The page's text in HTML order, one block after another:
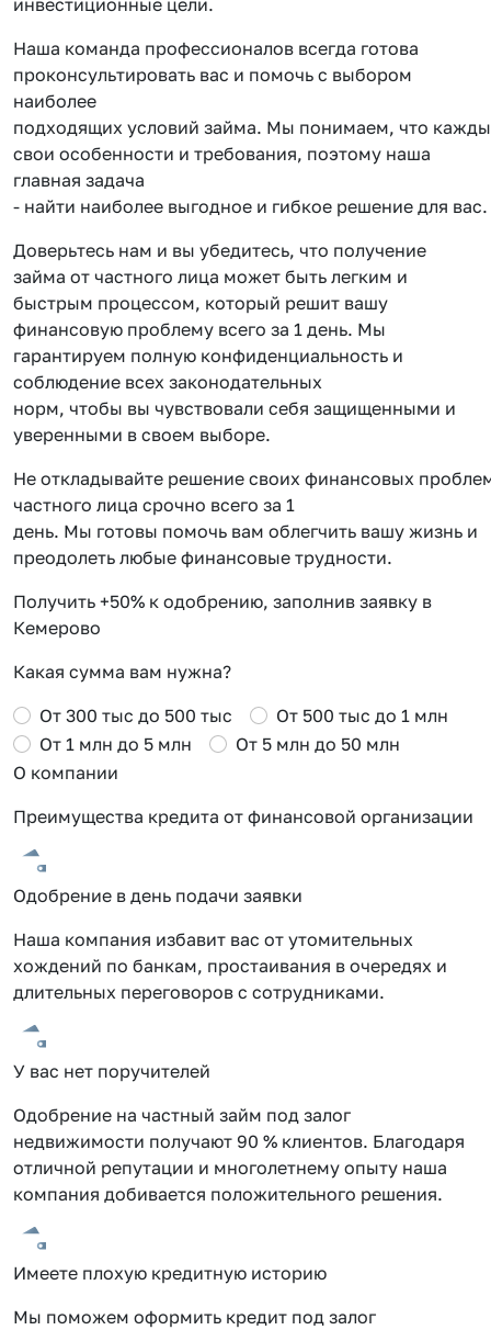
Наша команда профессионалов всегда готова
проконсультировать вас и помочь с выбором
наиболее
подходящих условий займа. Мы понимаем, что
свои особенности и требования, поэтому наша
главная задача
- найти наиболее выгодное и гибкое решение для вас.
Доверьтесь нам и вы убедитесь, что получение
займа от частного лица может быть легким и
быстрым процессом, который решит вашу
финансовую проблему всего за 1 день. Мы
гарантируем полную конфиденциальность и
соблюдение всех законодательных
норм, чтобы вы чувствовали себя защищенными и
уверенными в своем выборе.
Не откладывайте решение своих финансовых
частного лица срочно всего за 1
день. Мы готовы помочь вам облегчить вашу жизнь и
преодолеть любые финансовые трудности.
Получить +50% к одобрению, заполнив заявку в
Кемерово
Какая сумма вам нужна?
От 300 тыс до 500 тыс
От 500 тыс до 1 млн
От 1 млн до 5 млн
От 5 млн до 50 млн
О компании
Преимущества кредита от финансовой организации
Одобрение в день подачи заявки
Наша компания избавит вас от утомительных
хождений по банкам, простаивания в очередях и
длительных переговоров с сотрудниками.
У вас нет поручителей
Одобрение на частный займ под залог
недвижимости получают 90 % клиентов. Благодаря
отличной репутации и многолетнему опыту наша
компания добивается положительного решения.
Имеете плохую кредитную историю
Мы поможем оформить кредит под залог